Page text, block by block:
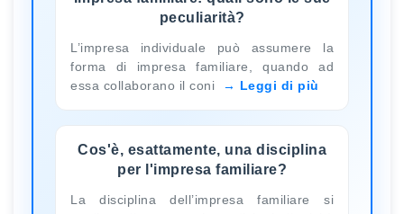
peculiarità?
L’impresa individuale può assumere la
forma di impresa familiare, quando ad
essa collaborano il coni
Leggi di più
Cos'è, esattamente, una disciplina
per l'impresa familiare?
La disciplina dell’impresa familiare si